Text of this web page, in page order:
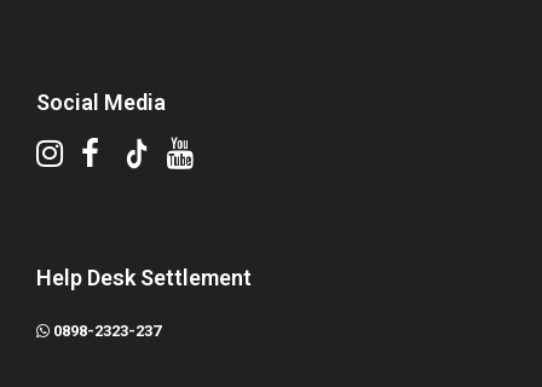
Social Media
Help Desk Settlement
0898-2323-237